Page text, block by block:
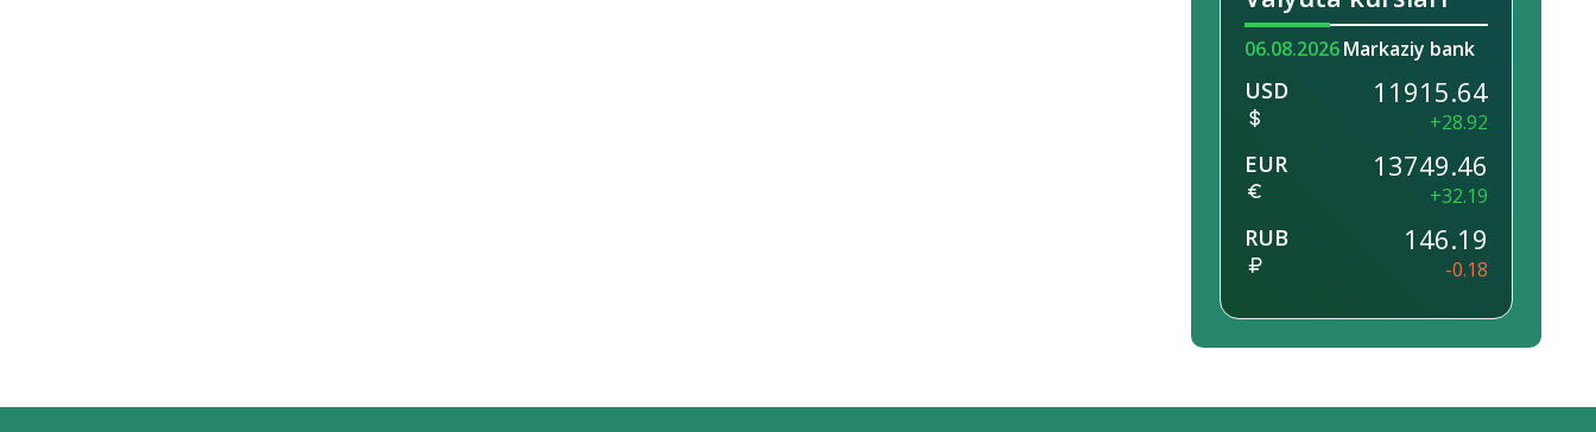
06.08.2026Markaziy bank
USD 11915.64
+28.92
EUR 13749.46
+32.19
RUB 146.19
-0.18